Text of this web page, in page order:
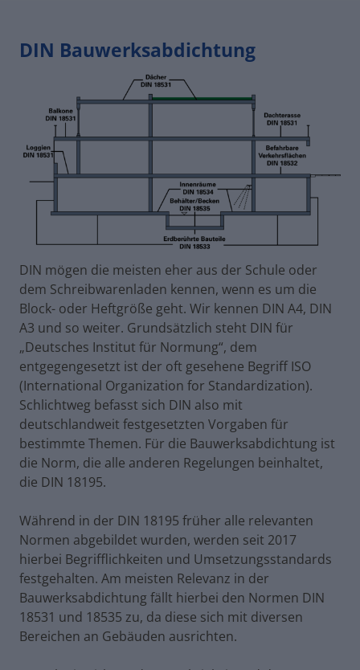
DIN Bauwerksabdichtung
DIN mögen die meisten eher aus der Schule oder
dem Schreibwarenladen kennen, wenn es um die
Block- oder Heftgröße geht. Wir kennen DIN A4, DIN
A3 und so weiter. Grundsätzlich steht DIN für
„Deutsches Institut für Normung“, dem
entgegengesetzt ist der oft gesehene Begriff ISO
(International Organization for Standardization).
Schlichtweg befasst sich DIN also mit
deutschlandweit festgesetzten Vorgaben für
bestimmte Themen. Für die Bauwerksabdichtung ist
die Norm, die alle anderen Regelungen beinhaltet,
die DIN 18195.
Während in der DIN 18195 früher alle relevanten
Normen abgebildet wurden, werden seit 2017
hierbei Begrifflichkeiten und Umsetzungsstandards
festgehalten. Am meisten Relevanz in der
Bauwerksabdichtung fällt hierbei den Normen DIN
18531 und 18535 zu, da diese sich mit diversen
Bereichen an Gebäuden ausrichten.